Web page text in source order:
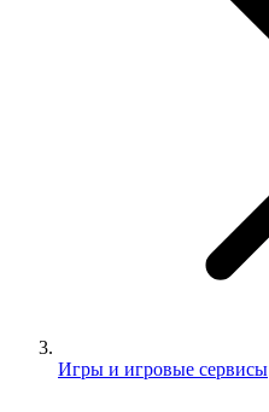
Игры и игровые сервисы